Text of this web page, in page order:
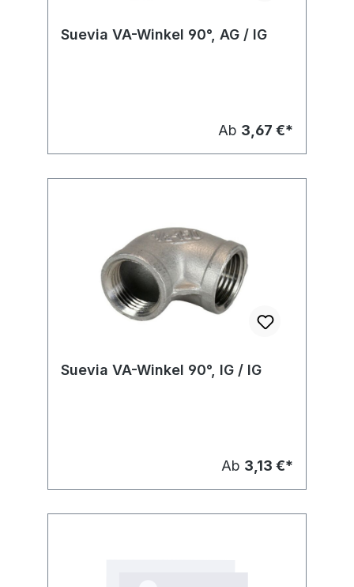
Suevia VA-Winkel 90°, AG / IG
Ab 3,67 €*
Suevia VA-Winkel 90°, IG / IG
Ab 3,13 €*